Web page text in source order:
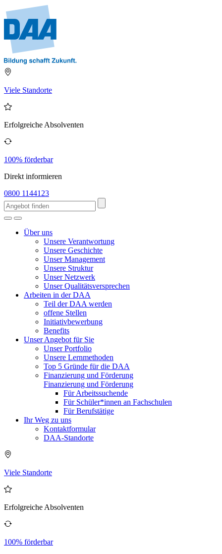
Viele Standorte
Erfolgreiche Absolventen
100% förderbar
Direkt informieren
0800 1144123
Über uns
Unsere Verantwortung
Unsere Geschichte
Unser Management
Unsere Struktur
Unser Netzwerk
Unser Qualitätsversprechen
Arbeiten in der DAA
Teil der DAA werden
offene Stellen
Initiativbewerbung
Benefits
Unser Angebot für Sie
Unser Portfolio
Unsere Lernmethoden
Top 5 Gründe für die DAA
Finanzierung und Förderung
Finanzierung und Förderung
Für Arbeitssuchende
Für Schüler*innen an Fachschulen
Für Berufstätige
Ihr Weg zu uns
Kontaktformular
DAA-Standorte
Viele Standorte
Erfolgreiche Absolventen
100% förderbar